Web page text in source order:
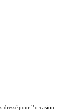
pour l’occasion.